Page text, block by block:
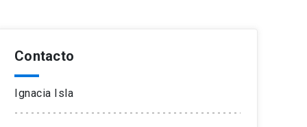
Contacto
Ignacia Isla